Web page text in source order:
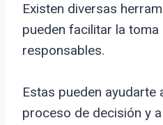
Existen diversas
pueden facilitar la
responsables.
Estas pueden ayudarte
proceso de decisión y